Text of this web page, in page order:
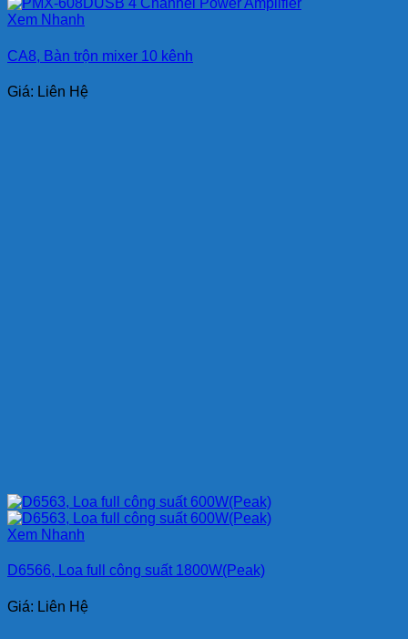
Xem Nhanh
CA8, Bàn trộn mixer 10 kênh
Giá: Liên Hệ
Xem Nhanh
D6566, Loa full công suất 1800W(Peak)
Giá: Liên Hệ